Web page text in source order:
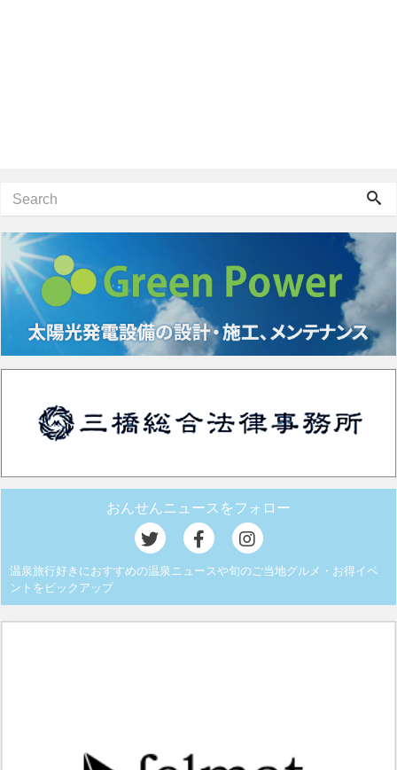
おんせんニュースをフォロー
温泉旅行好きにおすすめの温泉ニュースや旬のご当地グルメ・お得イベ
ントをピックアップ